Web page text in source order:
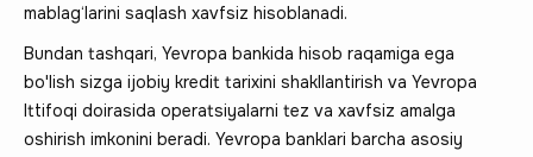
mablag‘larini saqlash xavfsiz hisoblanadi.
Bundan tashqari, Yevropa bankida hisob raqamiga ega
bo'lish sizga ijobiy kredit tarixini shakllantirish va Yevropa
Ittifoqi doirasida operatsiyalarni tez va xavfsiz amalga
oshirish imkonini beradi. Yevropa banklari barcha asosiy